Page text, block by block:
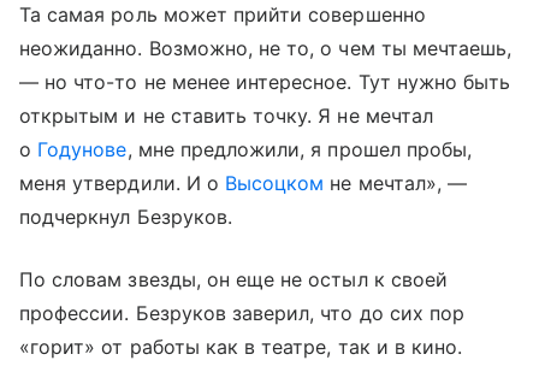
Та самая роль может прийти совершенно
неожиданно. Возможно, не то, о чем ты мечтаешь,
— но что-то не менее интересное. Тут нужно быть
открытым и не ставить точку. Я не мечтал
о Годунове, мне предложили, я прошел пробы,
меня утвердили. И о Высоцком не мечтал», —
подчеркнул Безруков.
По словам звезды, он еще не остыл к своей
профессии. Безруков заверил, что до сих пор
«горит» от работы как в театре, так и в кино.